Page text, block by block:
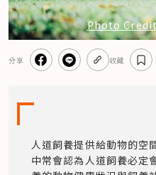
Photo
分享 收藏
人道飼養提供給動物的空
中常會認為人道飼養必定